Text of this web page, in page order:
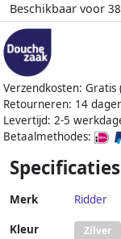
Beschikbaar voor
Verzendkosten: Gratis
Retourneren: 14
Levertijd: 2-5
Betaalmethodes:
Specificaties
Merk Ridder
Kleur Zilver